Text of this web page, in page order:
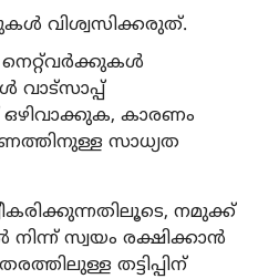
വിശ്വസിക്കരുത്.
വാട്സാപ്പ്
കാരണം
സാധ്യത
നമുക്ക്
സ്വയം രക്ഷിക്കാൻ
തട്ടിപ്പിന്